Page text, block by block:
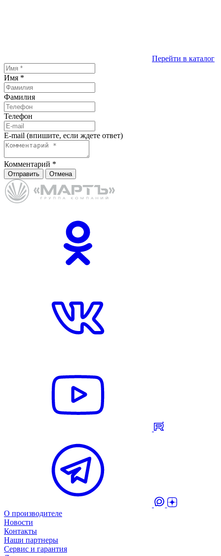
Перейти в каталог
Имя *
Фамилия
Телефон
E-mail (впишите, если ждете ответ)
Комментарий *
Отправить Отмена
О производителе
Новости
Контакты
Наши партнеры
Сервис и гарантия